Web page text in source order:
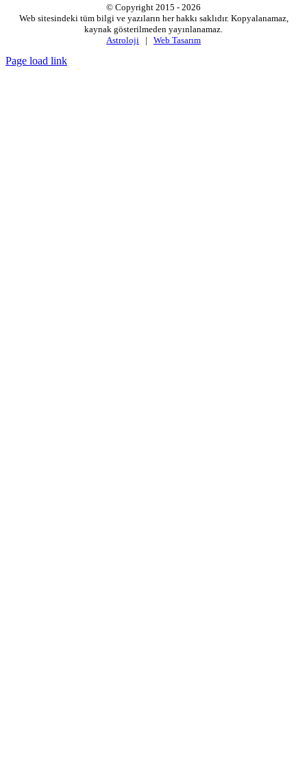
© Copyright 2015 - 2026
Web sitesindeki tüm bilgi ve yazıların her hakkı saklıdır. Kopyalanamaz,
kaynak gösterilmeden yayınlanamaz.
Astroloji | Web Tasarım
Page load link